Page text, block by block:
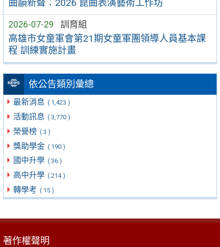
曲韻新聲：2026 崑曲表演藝術工作坊
2026-07-29 訓育組
高雄市女童軍會第21期女童軍團領導人員基本課
程 訓練實施計畫
依公告類別彙總
最新消息 ( 1,423 )
活動訊息 ( 3,770 )
榮譽榜 ( 3 )
獎助學金 ( 190 )
國中升學 ( 36 )
高中升學 ( 214 )
轉學考 ( 15 )
著作權聲明